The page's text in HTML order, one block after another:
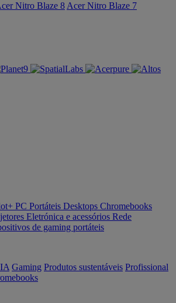
Nitro Blaze 8 Acer Nitro Blaze 7
PC Portáteis Desktops Chromebooks
Eletrónica e acessórios Rede
de gaming portáteis
Gaming Produtos sustentáveis Profissional